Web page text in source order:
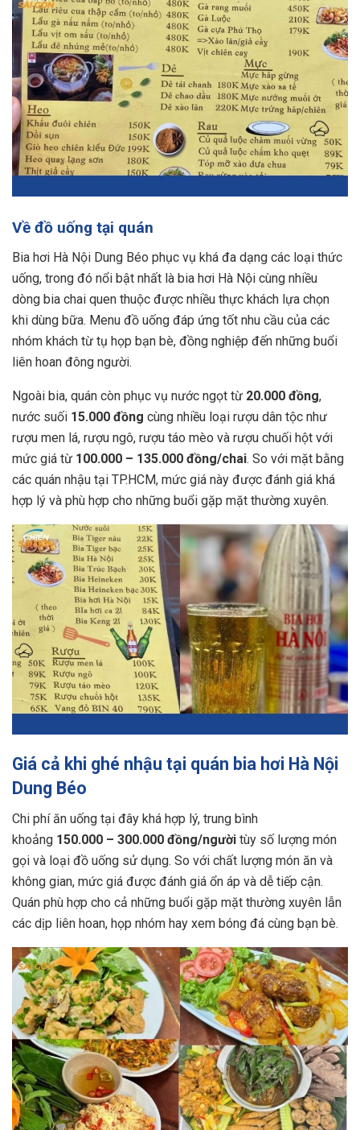
Về đồ uống tại quán
Bia hơi Hà Nội Dung Béo phục vụ khá đa dạng các loại thức
uống, trong đó nổi bật nhất là bia hơi Hà Nội cùng nhiều
dòng bia chai quen thuộc được nhiều thực khách lựa chọn
khi dùng bữa. Menu đồ uống đáp ứng tốt nhu cầu của các
nhóm khách từ tụ họp bạn bè, đồng nghiệp đến những buổi
liên hoan đông người.
Ngoài bia, quán còn phục vụ nước ngọt từ 20.000 đồng,
nước suối 15.000 đồng cùng nhiều loại rượu dân tộc như
rượu men lá, rượu ngô, rượu táo mèo và rượu chuối hột với
mức giá từ 100.000 – 135.000 đồng/chai. So với mặt bằng
các quán nhậu tại TP.HCM, mức giá này được đánh giá khá
hợp lý và phù hợp cho những buổi gặp mặt thường xuyên.
Giá cả khi ghé nhậu tại quán bia hơi Hà Nội
Dung Béo
Chi phí ăn uống tại đây khá hợp lý, trung bình
khoảng 150.000 – 300.000 đồng/người tùy số lượng món
gọi và loại đồ uống sử dụng. So với chất lượng món ăn và
không gian, mức giá được đánh giá ổn áp và dễ tiếp cận.
Quán phù hợp cho cả những buổi gặp mặt thường xuyên lẫn
các dịp liên hoan, họp nhóm hay xem bóng đá cùng bạn bè.